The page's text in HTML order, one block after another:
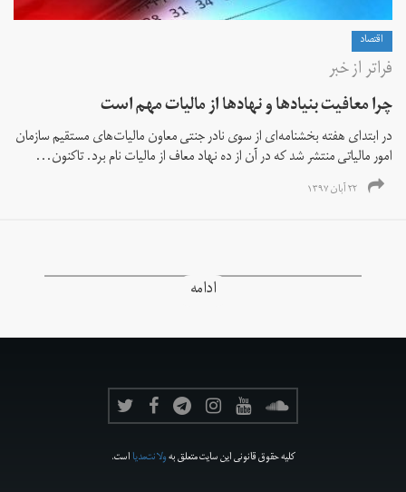
اقتصاد
فراتر از خبر
چرا معافیت بنیادها و نهادها از مالیات مهم است
در ابتدای هفته بخشنامه‌ای از سوی نادر جنتی معاون مالیات‌های مستقیم سازمان
امور مالیاتی منتشر شد که در آن از ده نهاد معاف از مالیات نام برد. تاکنون...
۲۲ آبان ۱۳۹۷
ادامه
کلیه حقوق قانونی این سایت متعلق بهولانت‌مدیااست.